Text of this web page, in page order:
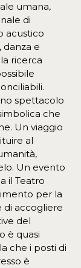
umana,
di
acustico
danza e
ricerca
spettacolo
che
Un viaggio
al
Un evento
il Teatro
per la
di accogliere
del
è quasi
che i posti di
è